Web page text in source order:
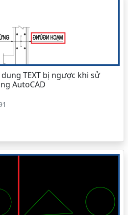
TEXT bị ngược khi sử
AutoCAD